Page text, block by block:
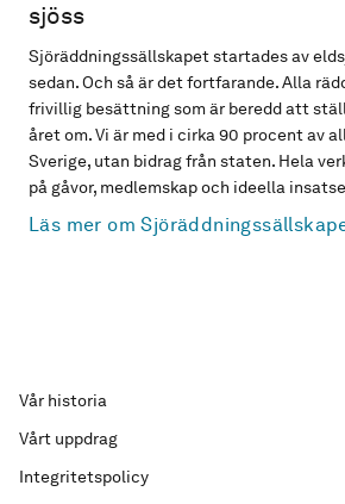
sjöss
Sjöräddningssällskapet startades av
sedan. Och så är det fortfarande. Alla
frivillig besättning som är beredd att
året om. Vi är med i cirka 90 procent av
Sverige, utan bidrag från staten. Hela
på gåvor, medlemskap och ideella
Läs mer om
Vår historia
Vårt uppdrag
Integritetspolicy